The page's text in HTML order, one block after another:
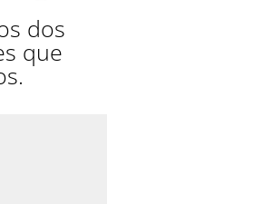
dos
que